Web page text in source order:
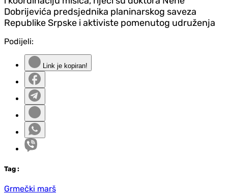
Dobrijevića predsjednika planinarskog saveza
Republike Srpske i aktiviste pomenutog udruženja
Podijeli:
Link je kopiran!
Tag :
Grmečki marš